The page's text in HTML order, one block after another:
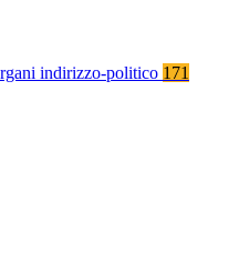
indirizzo-politico 171